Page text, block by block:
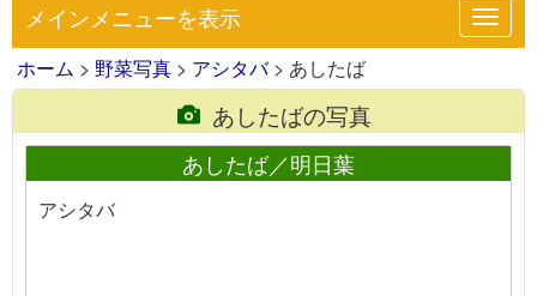
メインメニューを表示
ホーム > 野菜写真 > アシタバ> あしたば
あしたばの写真
あしたば／明日葉
アシタバ